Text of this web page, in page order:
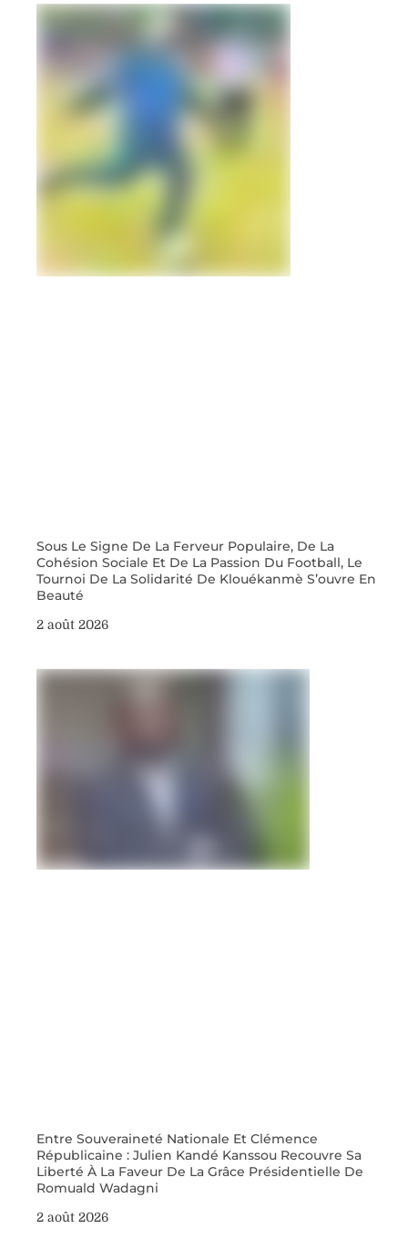
Sous Le Signe De La Ferveur Populaire, De La
Cohésion Sociale Et De La Passion Du Football, Le
Tournoi De La Solidarité De Klouékanmè S’ouvre En
Beauté
2 août 2026
Entre Souveraineté Nationale Et Clémence
Républicaine : Julien Kandé Kanssou Recouvre Sa
Liberté À La Faveur De La Grâce Présidentielle De
Romuald Wadagni
2 août 2026